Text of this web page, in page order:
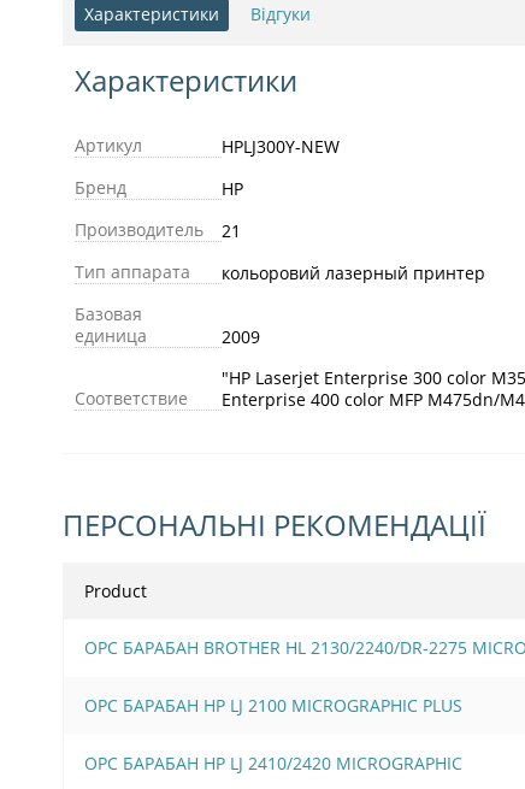
Характеристики Відгуки
Характеристики
Артикул
HPLJ300Y-NEW
Бренд
HP
Производитель
21
Тип аппарата
кольоровий лазерный принтер
Базовая
единица
2009
Соответствие
"HP Laserjet Enterprise 300 color
Enterprise 400 color MFP M475dn/
ПЕРСОНАЛЬНІ РЕКОМЕНДАЦІЇ
Product
OPC БАРАБАН BROTHER HL 2130/2240/DR-2275
OPC БАРАБАН HP LJ 2100 MICROGRAPHIC PLUS
OPC БАРАБАН HP LJ 2410/2420 MICROGRAPHIC